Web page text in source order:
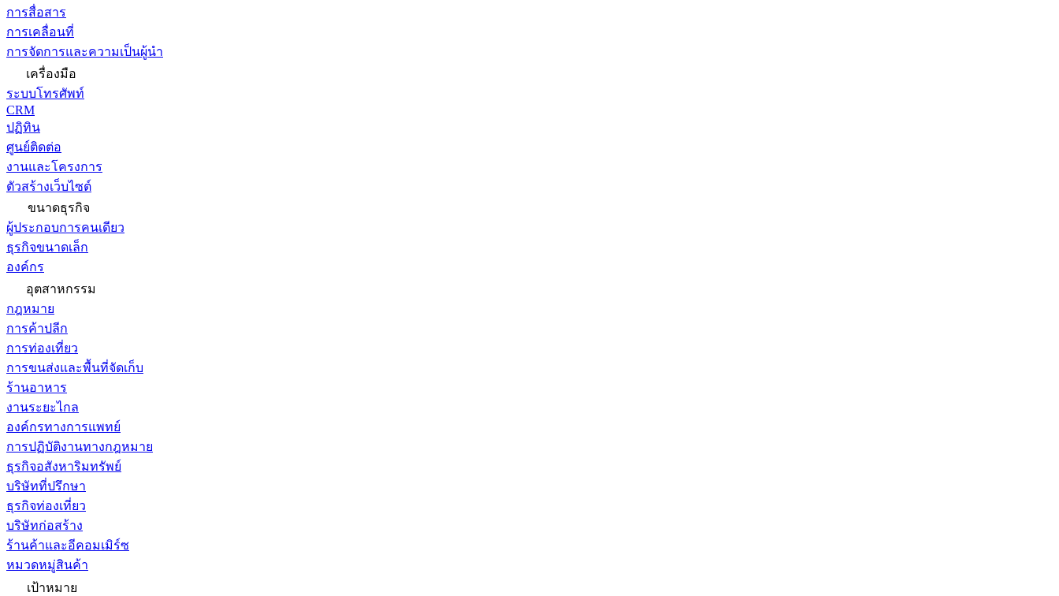
การสื่อสาร
การเคลื่อนที่
การจัดการและความเป็นผู้นำ
เครื่องมือ
ระบบโทรศัพท์
CRM
ปฏิทิน
ศูนย์ติดต่อ
งานและโครงการ
ตัวสร้างเว็บไซต์
ขนาดธุรกิจ
ผู้ประกอบการคนเดียว
ธุรกิจขนาดเล็ก
องค์กร
อุตสาหกรรม
กฎหมาย
การค้าปลีก
การท่องเที่ยว
การขนส่งและพื้นที่จัดเก็บ
ร้านอาหาร
งานระยะไกล
องค์กรทางการแพทย์
การปฏิบัติงานทางกฎหมาย
ธุรกิจอสังหาริมทรัพย์
บริษัทที่ปรึกษา
ธุรกิจท่องเที่ยว
บริษัทก่อสร้าง
ร้านค้าและอีคอมเมิร์ซ
หมวดหมู่สินค้า
เป้าหมาย